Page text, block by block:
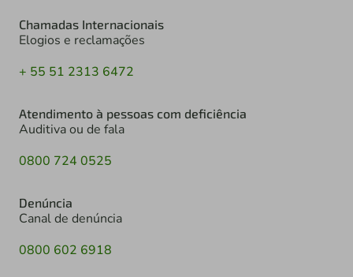
Chamadas Internacionais
Elogios e reclamações
+ 55 51 2313 6472
Atendimento à pessoas com deficiência
Auditiva ou de fala
0800 724 0525
Denúncia
Canal de denúncia
0800 602 6918